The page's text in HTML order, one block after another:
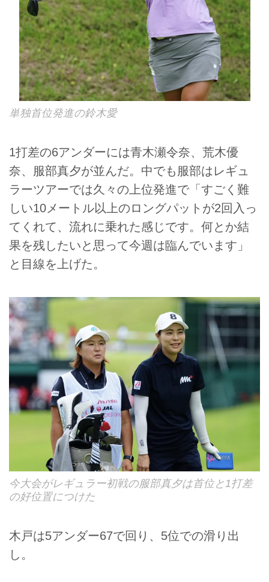
単独首位発進の鈴木愛
1打差の6アンダーには青木瀬令奈、荒木優
奈、服部真夕が並んだ。中でも服部はレギュ
ラーツアーでは久々の上位発進で「すごく難
しい10メートル以上のロングパットが2回入っ
てくれて、流れに乗れた感じです。何とか結
果を残したいと思って今週は臨んでいます」
と目線を上げた。
今大会がレギュラー初戦の服部真夕は首位と1打差
の好位置につけた
木戸は5アンダー67で回り、5位での滑り出
し。